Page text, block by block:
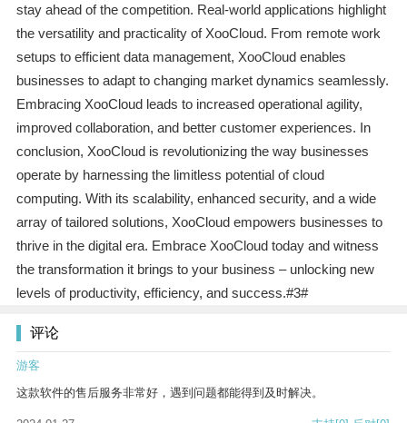
stay ahead of the competition. Real-world applications highlight
the versatility and practicality of XooCloud. From remote work
setups to efficient data management, XooCloud enables
businesses to adapt to changing market dynamics seamlessly.
Embracing XooCloud leads to increased operational agility,
improved collaboration, and better customer experiences. In
conclusion, XooCloud is revolutionizing the way businesses
operate by harnessing the limitless potential of cloud
computing. With its scalability, enhanced security, and a wide
array of tailored solutions, XooCloud empowers businesses to
thrive in the digital era. Embrace XooCloud today and witness
the transformation it brings to your business – unlocking new
levels of productivity, efficiency, and success.#3#
评论
游客
这款软件的售后服务非常好，遇到问题都能得到及时解决。